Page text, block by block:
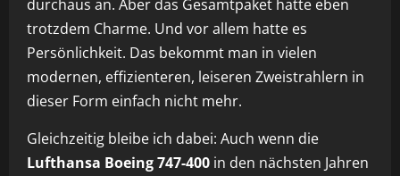
durchaus an. Aber das Gesamtpaket hatte eben
trotzdem Charme. Und vor allem hatte es
Persönlichkeit. Das bekommt man in vielen
modernen, effizienteren, leiseren Zweistrahlern in
dieser Form einfach nicht mehr.
Gleichzeitig bleibe ich dabei: Auch wenn die
Lufthansa Boeing 747-400 in den nächsten Jahren